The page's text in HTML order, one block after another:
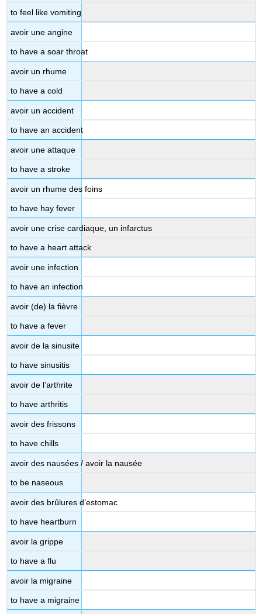
to feel like vomiting
avoir une angine
to have a soar throat
avoir un rhume
to have a cold
avoir un accident
to have an accident
avoir une attaque
to have a stroke
avoir un rhume des foins
to have hay fever
avoir une crise cardiaque, un infarctus
to have a heart attack
avoir une infection
to have an infection
avoir (de) la fièvre
to have a fever
avoir de la sinusite
to have sinusitis
avoir de l’arthrite
to have arthritis
avoir des frissons
to have chills
avoir des nausées / avoir la nausée
to be naseous
avoir des brûlures d’estomac
to have heartburn
avoir la grippe
to have a flu
avoir la migraine
to have a migraine